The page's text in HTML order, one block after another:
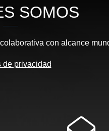
SOMOS
con alcance
de privacidad